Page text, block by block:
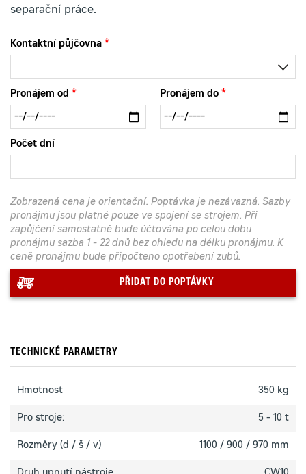
separační práce.
Kontaktní půjčovna
Pronájem od Pronájem do
Počet dní
Zobrazená cena je orientační. Poptávka je nezávazná. Sazby
pronájmu jsou platné pouze ve spojení se strojem. Při
zapůjčení samostatně bude účtována po celou dobu
pronájmu sazba 1 - 22 dnů bez ohledu na délku pronájmu. K
ceně pronájmu bude připočteno opotřebení zubů.
PŘIDAT DO POPTÁVKY
TECHNICKÉ PARAMETRY
Hmotnost 350 kg
Pro stroje: 5 - 10 t
Rozměry (d / š / v) 1100 / 900 / 970 mm